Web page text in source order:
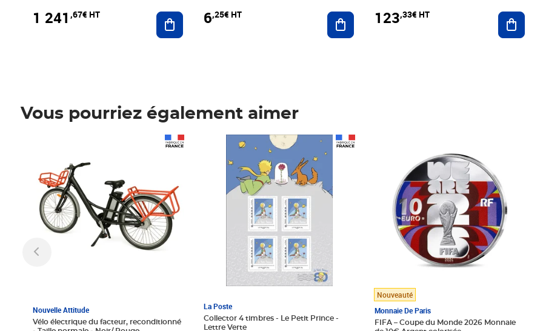
1 241 ,67€ HT Ajouter au panier
6,25€ HT Ajouter au panier
123,33€ HT
Vous pourriez également aimer
Nouvelle Attitude
Vélo électrique du facteur, reconditionné
La Poste
Collector 4 timbres - Le Petit Prince -
Lettre Verte
Prix 6,25€ HT
Nouveauté
Monnaie De Paris
FIFA – Coupe du Monde 2026 Monnaie